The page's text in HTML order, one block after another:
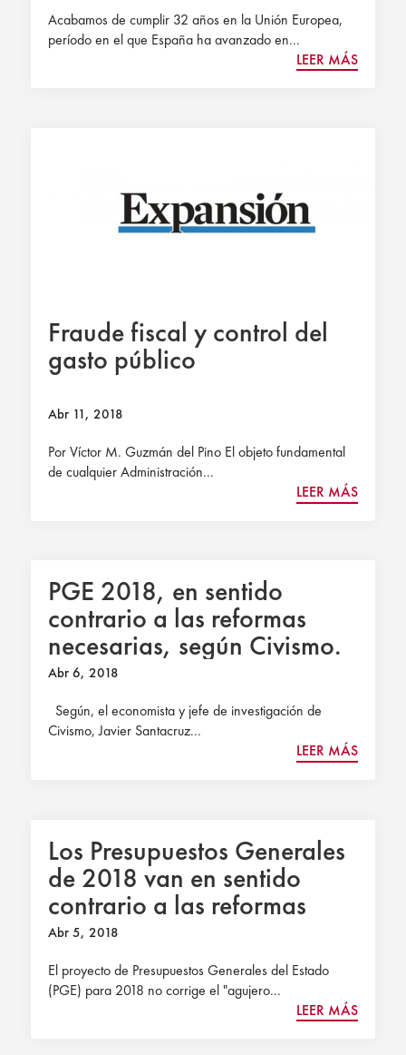
Acabamos de cumplir 32 años en la Unión Europea,
período en el que España ha avanzado en...
LEER MÁS
Fraude fiscal y control del
gasto público
Abr 11, 2018
Por Víctor M. Guzmán del Pino El objeto fundamental
de cualquier Administración...
LEER MÁS
PGE 2018, en sentido
contrario a las reformas
necesarias, según Civismo.
Navarra Información
Abr 6, 2018
Según, el economista y jefe de investigación de
Civismo, Javier Santacruz...
LEER MÁS
Los Presupuestos Generales
de 2018 van en sentido
contrario a las reformas
necesarias, según Civismo.
La Vanguardia
Abr 5, 2018
El proyecto de Presupuestos Generales del Estado
(PGE) para 2018 no corrige el "agujero...
LEER MÁS